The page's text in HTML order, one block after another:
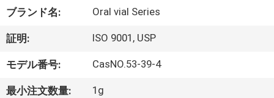
ク
ト
私
ブランド名: Oral vial Series
証明: ISO 9001, USP
モデル番号: CasNO.53-39-4
最小注文数量: 1g